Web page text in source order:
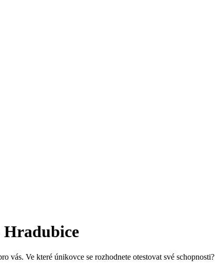
Hradubice
vás. Ve které únikovce se rozhodnete otestovat své schopnosti?